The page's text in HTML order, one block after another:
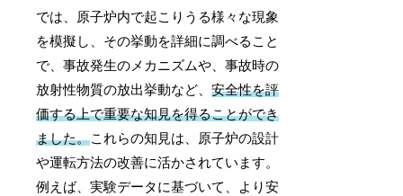
では、原子炉内で起こりうる様々な現象
を模擬し、その挙動を詳細に調べること
で、事故発生のメカニズムや、事故時の
放射性物質の放出挙動など、安全性を評
価する上で重要な知見を得ることができ
ました。これらの知見は、原子炉の設計
や運転方法の改善に活かされています。
例えば、実験データに基づいて、より安